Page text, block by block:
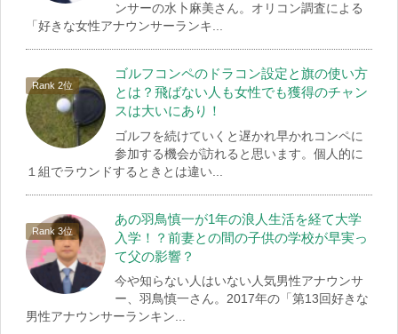
ンサーの水卜麻美さん。オリコン調査による
「好きな女性アナウンサーランキ...
ゴルフコンペのドラコン設定と旗の使い方
とは？飛ばない人も女性でも獲得のチャン
スは大いにあり！
ゴルフを続けていくと遅かれ早かれコンペに
参加する機会が訪れると思います。個人的に
１組でラウンドするときとは違い...
あの羽鳥慎一が1年の浪人生活を経て大学
入学！？前妻との間の子供の学校が早実っ
て父の影響？
今や知らない人はいない人気男性アナウンサ
ー、羽鳥慎一さん。2017年の「第13回好きな
男性アナウンサーランキン...